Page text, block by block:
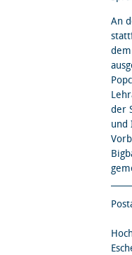
An
der
und